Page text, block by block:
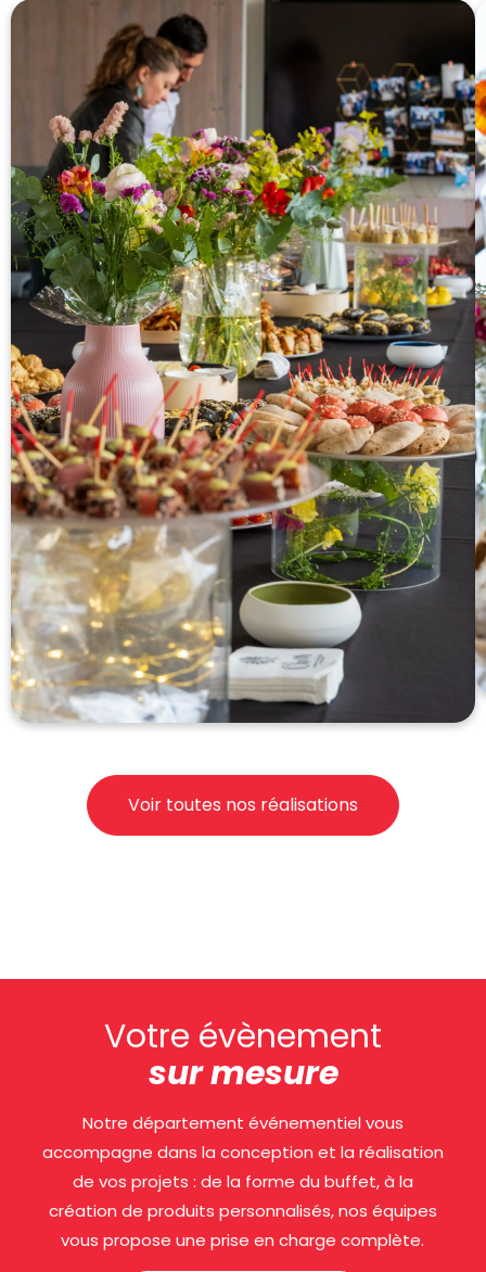
Voir toutes nos réalisations
Votre évènement
sur mesure
Notre département événementiel vous
accompagne dans la conception et la réalisation
de vos projets : de la forme du buffet, à la
création de produits personnalisés, nos équipes
vous propose une prise en charge complète.